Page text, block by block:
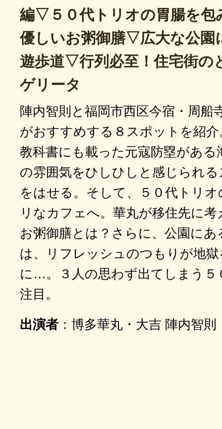
編▽５０代トリオの胃腸を包
優しいお粥御膳▽広大な公園
遊歩道▽行列必至！住宅街の
ゲリータ
陣内智則と福岡市西区今宿・周船
がおすすめする８スポットを紹
教科書にも載った元寇防塁がある
の雰囲気をひしひしと感じられ
をはせる。そして、５０代トリ
リなカフェへ。華丸が移住先に
お粥御膳とは？さらに、公園にあ
は、リフレッシュのつもりが地
に…。３人の思わず出てしまう５
注目。
出演者 ：博多華丸・大吉 陣内智則